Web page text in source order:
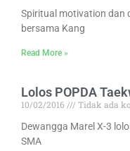
Spiritual motivation dan
bersama Kang
Read More »
Lolos POPDA
10/02/2016
Tidak ada
Dewangga Marel X-3
SMA